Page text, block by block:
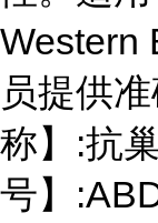
Western
员提供
称】:抗
号】